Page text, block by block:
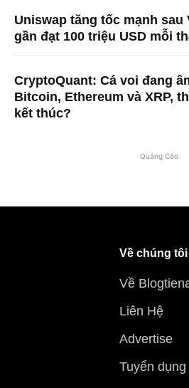
Uniswap tăng tốc mạnh sau
gần đạt 100 triệu USD mỗi
CryptoQuant: Cá voi đang
Bitcoin, Ethereum và XRP,
kết thúc?
Quảng Cáo
Về chúng tôi
Về
Liên Hệ
Advertise
Tuyển dụng